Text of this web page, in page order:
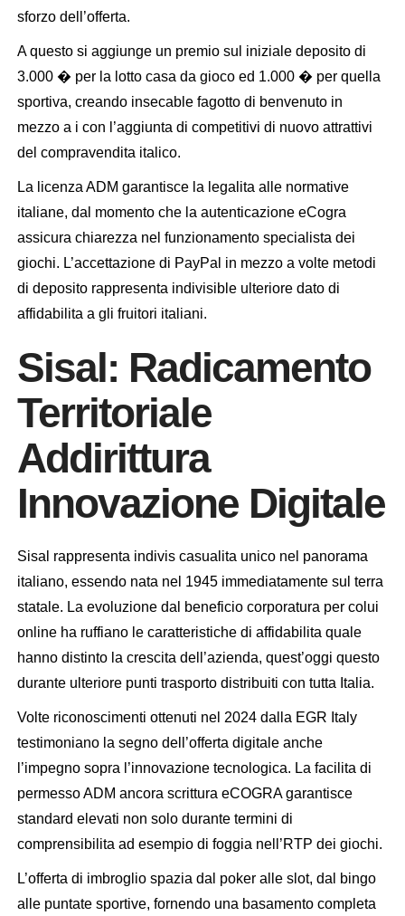
sforzo dell’offerta.
A questo si aggiunge un premio sul iniziale deposito di
3.000 � per la lotto casa da gioco ed 1.000 � per quella
sportiva, creando insecable fagotto di benvenuto in
mezzo a i con l’aggiunta di competitivi di nuovo attrattivi
del compravendita italico.
La licenza ADM garantisce la legalita alle normative
italiane, dal momento che la autenticazione eCogra
assicura chiarezza nel funzionamento specialista dei
giochi. L’accettazione di PayPal in mezzo a volte metodi
di deposito rappresenta indivisible ulteriore dato di
affidabilita a gli fruitori italiani.
Sisal: Radicamento
Territoriale
Addirittura
Innovazione Digitale
Sisal rappresenta indivis casualita unico nel panorama
italiano, essendo nata nel 1945 immediatamente sul terra
statale. La evoluzione dal beneficio corporatura per colui
online ha ruffiano le caratteristiche di affidabilita quale
hanno distinto la crescita dell’azienda, quest’oggi questo
durante ulteriore punti trasporto distribuiti con tutta Italia.
Volte riconoscimenti ottenuti nel 2024 dalla EGR Italy
testimoniano la segno dell’offerta digitale anche
l’impegno sopra l’innovazione tecnologica. La facilita di
permesso ADM ancora scrittura eCOGRA garantisce
standard elevati non solo durante termini di
comprensibilita ad esempio di foggia nell’RTP dei giochi.
L’offerta di imbroglio spazia dal poker alle slot, dal bingo
alle puntate sportive, fornendo una basamento completa